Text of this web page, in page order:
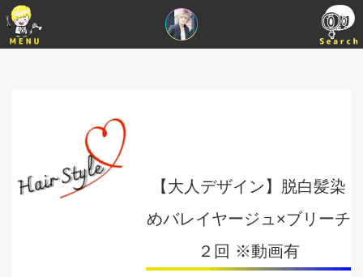
【大人デザイン】脱白髪染
めバレイヤージュ×ブリーチ
２回 ※動画有